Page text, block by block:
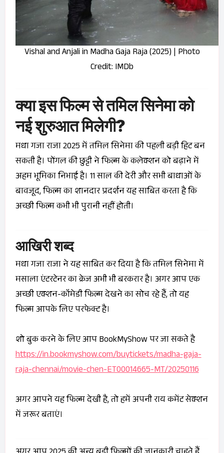
Vishal and Anjali in Madha Gaja Raja (2025) | Photo
Credit: IMDb
क्या इस फिल्म से तमिल सिनेमा को
नई शुरुआत मिलेगी?
मधा गजा राजा 2025 में तमिल सिनेमा की पहली बड़ी हिट बन
सकती है। पोंगल की छुट्टी ने फिल्म के कलेक्शन को बढ़ाने में
अहम भूमिका निभाई है। 11 साल की देरी और सभी बाधाओं के
बावजूद, फिल्म का शानदार प्रदर्शन यह साबित करता है कि
अच्छी फिल्म कभी भी पुरानी नहीं होती।
आखिरी शब्द
मधा गजा राजा ने यह साबित कर दिया है कि तमिल सिनेमा में
मसाला एंटरटेनर का क्रेज अभी भी बरकरार है। अगर आप एक
अच्छी एक्शन-कॉमेडी फिल्म देखने का सोच रहे हैं, तो यह
फिल्म आपके लिए परफेक्ट है।
शो बुक करने के लिए आप BookMyShow पर जा सकते है
https://in.bookmyshow.com/buytickets/madha-gaja-
raja-chennai/movie-chen-ET00014665-MT/20250116
अगर आपने यह फिल्म देखी है, तो हमें अपनी राय कमेंट सेक्शन
में जरूर बताएं।